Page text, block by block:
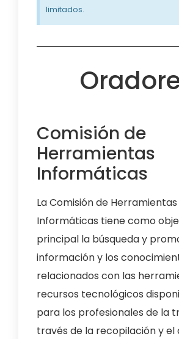
limitados.
Comisión de
Herramientas
Informáticas
La Comisión de Herramientas
Informáticas tiene como
principal la búsqueda y
información y los
relacionados con las
recursos tecnológicos
para los profesionales de la
través de la recopilación y el